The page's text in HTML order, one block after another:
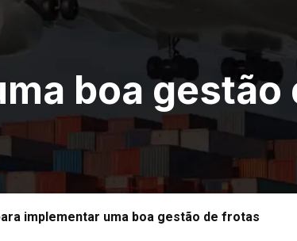
boa
implementar uma boa gestão de frotas